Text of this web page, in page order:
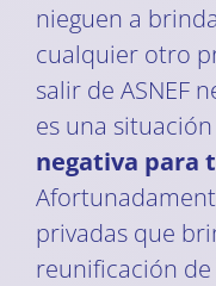
nieguen a
cualquier otro
salir de ASNEF
es una
negativa para
privadas que
reunificación de